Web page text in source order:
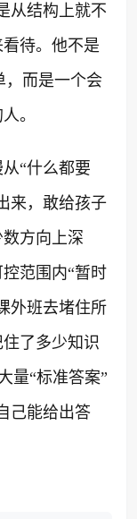
从结构上就不
待。他不是
，而是一个会
。
“什么都要
来，敢给孩子
方向上深
范围内“暂时
外班去堵住所
了多少知识
量“标准答案”
己能给出答